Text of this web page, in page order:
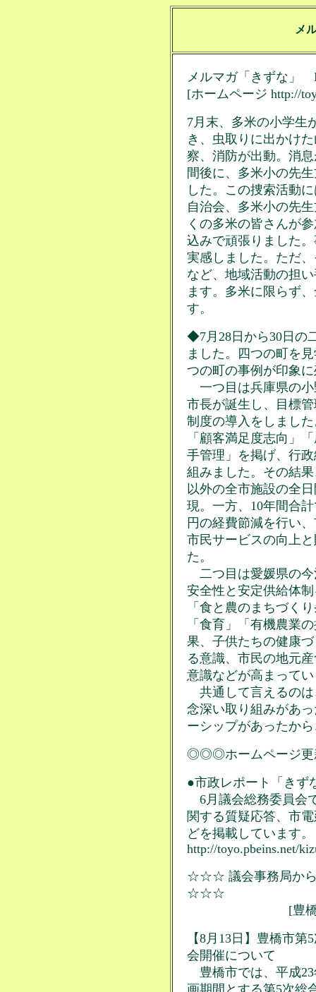
メ
メルマガ「きずな」
[ホームページ http://
7月末、多米の小学生
き、虫取りに出かけ
察、消防が出動。消
間後に、多米小の先
した。この捜索活動
自治会、多米小の先
くの多米の皆さんが
込みで頑張りました
実感しました。ただ
など、地域活動の担
ます。多米に限らず
す。
◆7月28日から30日の
ました。四つの町を
つの町の事例が印象
一つ目は兵庫県の小
市長が誕生し、目標
制度の導入をしまし
「顧客満足度志向」
手管理」を掲げ、行
組みました。その結
以外の全市施設の全
現。一方、10年間合
円の経費節減を行い
市民サービスの向上
た。
二つ目は愛媛県の今
安全性と安定供給体
「食と農のまちづく
「食育」「有機農業
果、子供たちの健康
る意識、市民の地元
意識などが高まって
共通して言えるのは
念深い取り組みがあ
ーシップがあったか
◎◎◎ホームページ
●市政レポート「きず
6月議会総務委員会
関する質疑応答、市
どを掲載しています。
http://toyo.pbeins.net/
☆☆☆ 議会事務局から
☆☆☆
[豊橋市関連
【8月13日】豊橋市
会開催について
豊橋市では、平成23
画期間とする第5次総